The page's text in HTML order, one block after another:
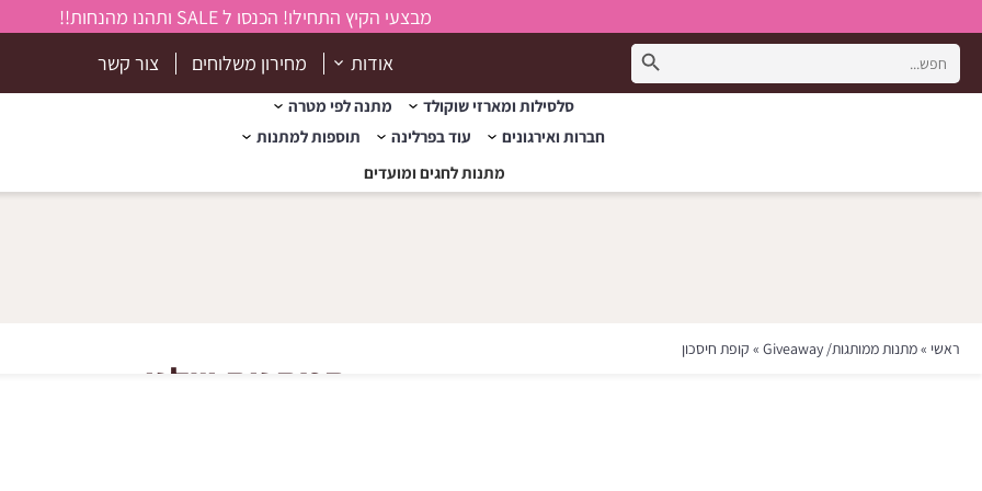
מבצעי הקיץ התחילו! הכנסו ל SALE ותהנו מהנחות!!
Search
for:
Search Button
אודות מחירון משלוחים צור קשר
סלסילות ומארזי שוקולד
מתנה לפי מטרה
חברות ואירגונים
עוד בפרלינה
תוספות למתנות
מתנות לחגים ומועדים
המתנות שלנו
ראשי »מתנות ממותגות/ Giveaway » קופת חיסכון